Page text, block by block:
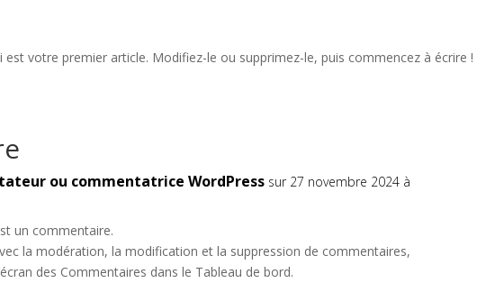
est votre premier article. Modifiez-le ou supprimez-le, puis commencez à écrire !
ou commentatrice WordPress sur 27 novembre 2024 à
un commentaire.
la modération, la modification et la suppression de commentaires,
des Commentaires dans le Tableau de bord.